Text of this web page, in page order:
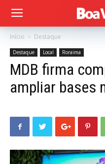
Início Destaque
Destaque Local Roraima
MDB firma
ampliar bases